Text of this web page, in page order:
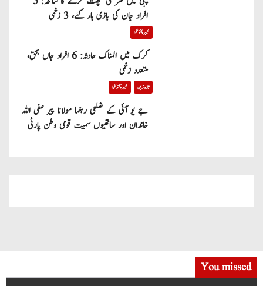
افراد جان کی بازی ہار گئے، 3 زخمی
خیبر پختونخوا
کرک میں المناک حادثہ: 6 افراد جاں بحق،
متعدد زخمی
تازہ ترین خیبر پختونخوا
جے یو آئی کے ضلعی رہنما مولانا پیر صفی اللہ
خاندان اور ساتھیوں سمیت قومی وطن پارٹی
You missed